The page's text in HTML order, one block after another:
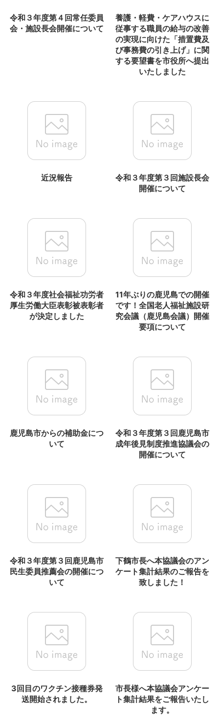
令和３年度第４回常任委員
会・施設長会開催について
養護・軽費・ケアハウスに
従事する職員の給与の改善
の実現に向けた「措置費及
び事務費の引き上げ」に関
する要望書を市役所へ提出
いたしました
近況報告
令和３年度第３回施設長会
開催について
令和３年度社会福祉功労者
厚生労働大臣表彰被表彰者
が決定しました
11年ぶりの鹿児島での開催
です！全国老人福祉施設研
究会議（鹿児島会議）開催
要項について
鹿児島市からの補助金につ
いて
令和３年度第３回鹿児島市
成年後見制度推進協議会の
開催について
令和３年度第３回鹿児島市
民生委員推薦会の開催につ
いて
下鶴市長へ本協議会のアン
ケート集計結果のご報告を
致しました！
3回目のワクチン接種券発
送開始されました。
市長様へ本協議会アンケー
ト集計結果をご報告いたし
ます。